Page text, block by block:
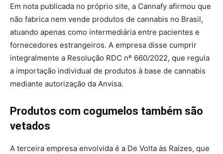
Em nota publicada no próprio site, a Cannafy afirmou que
não fabrica nem vende produtos de cannabis no Brasil,
atuando apenas como intermediária entre pacientes e
fornecedores estrangeiros. A empresa disse cumprir
integralmente a Resolução RDC nº 660/2022, que regula
a importação individual de produtos à base de cannabis
mediante autorização da Anvisa.
Produtos com cogumelos também são
vetados
A terceira empresa envolvida é a De Volta às Raízes, que